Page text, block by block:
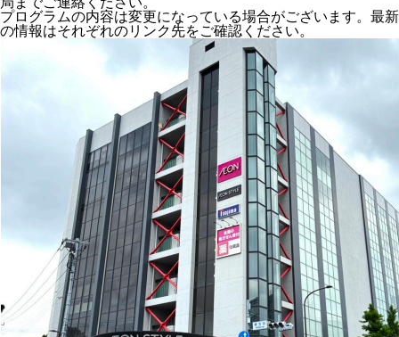
プログラムの内容は変更になっている場合がございます。最新
の情報はそれぞれのリンク先をご確認ください。